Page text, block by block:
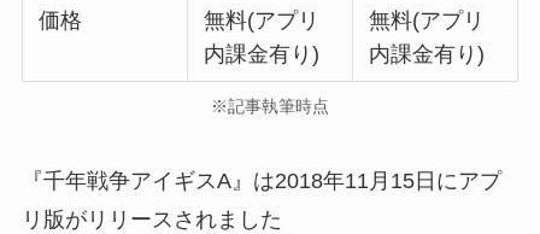
価格
無料(アプリ
内課金有り)
無料(アプリ
内課金有り)
※記事執筆時点
『千年戦争アイギスA』は2018年11月15日にアプ
リ版がリリースされました